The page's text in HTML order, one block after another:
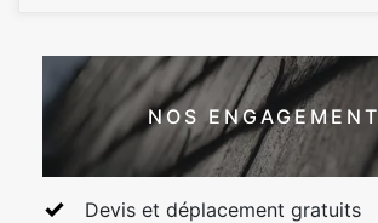
NOS
Devis et déplacement gratuits